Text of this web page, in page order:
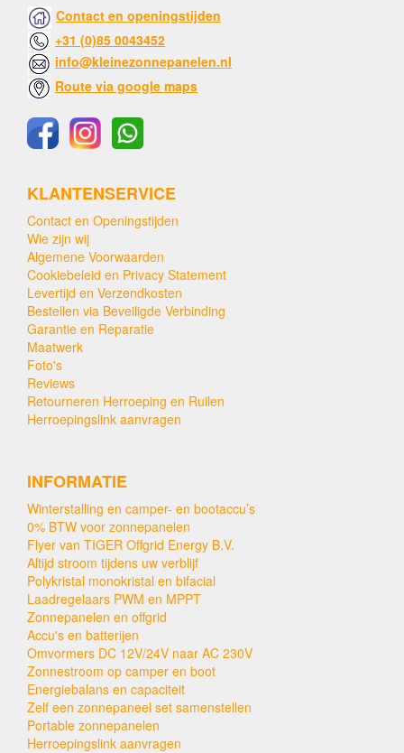
Contact en openingstijden
+31 (0)85 0043452
info@kleinezonnepanelen.nl
Route via google maps
KLANTENSERVICE
Contact en Openingstijden
Wie zijn wij
Algemene Voorwaarden
Cookiebeleid en Privacy Statement
Levertijd en Verzendkosten
Bestellen via Beveiligde Verbinding
Garantie en Reparatie
Maatwerk
Foto's
Reviews
Retourneren Herroeping en Ruilen
Herroepingslink aanvragen
INFORMATIE
Winterstalling en camper- en bootaccu’s
0% BTW voor zonnepanelen
Flyer van TIGER Offgrid Energy B.V.
Altijd stroom tijdens uw verblijf
Polykristal monokristal en bifacial
Laadregelaars PWM en MPPT
Zonnepanelen en offgrid
Accu's en batterijen
Omvormers DC 12V/24V naar AC 230V
Zonnestroom op camper en boot
Energiebalans en capaciteit
Zelf een zonnepaneel set samenstellen
Portable zonnepanelen
Herroepingslink aanvragen